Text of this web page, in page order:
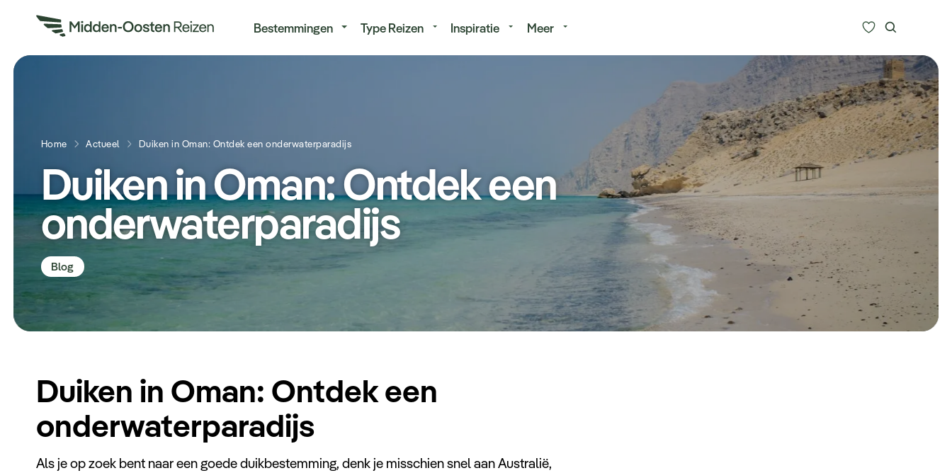
Bestemmingen Type Reizen Inspiratie Meer
Alle bestemmingen
Type Reizen
Inspiratie
Meer
Home Actueel Duiken in Oman: Ontdek een onderwaterparadijs
Duiken in Oman: Ontdek een
onderwaterparadijs
Blog
Duiken in Oman: Ontdek een
onderwaterparadijs
Als je op zoek bent naar een goede duikbestemming, denk je misschien snel aan Australië,